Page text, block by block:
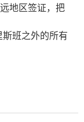
地区签证，把
班之外的所有